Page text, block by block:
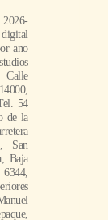
54
de la
San
Baja
de
155,